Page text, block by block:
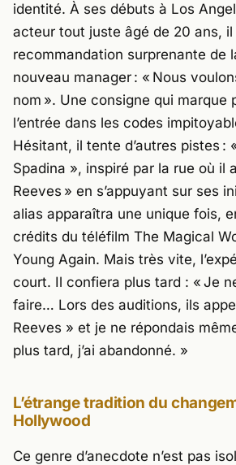
identité. À ses débuts à Los
acteur tout juste âgé de 20 ans,
recommandation surprenante de
nouveau manager : « Nous
nom ». Une consigne qui marque
l’entrée dans les codes
Hésitant, il tente d’autres pistes :
Spadina », inspiré par la rue où il
Reeves » en s’appuyant sur ses
alias apparaîtra une unique fois,
crédits du téléfilm The Magical
Young Again. Mais très vite,
court. Il confiera plus tard : « Je
faire… Lors des auditions, ils
Reeves » et je ne répondais
plus tard, j’ai abandonné. »
L’étrange tradition du
Hollywood
Ce genre d’anecdote n’est pas